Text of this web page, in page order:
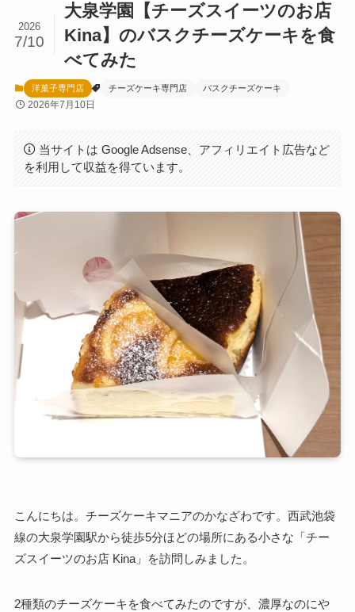
大泉学園【チーズスイーツのお店
Kina】のバスクチーズケーキを食
べてみた
2026
7/10
洋菓子専門店 チーズケーキ専門店 バスクチーズケーキ
2026年7月10日
当サイトは Google Adsense、アフィリエイト広告など
を利用して収益を得ています。
こんにちは。チーズケーキマニアのかなざわです。西武池袋
線の大泉学園駅から徒歩5分ほどの場所にある小さな「チー
ズスイーツのお店 Kina」を訪問しみました。
2種類のチーズケーキを食べてみたのですが、濃厚なのにや